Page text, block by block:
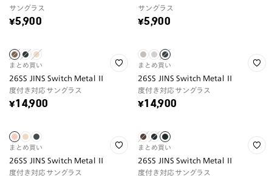
サングラス
¥5,900
サングラス
¥5,900
まとめ買い
26SS JINS Switch Metal Ⅱ
度付き対応サングラス
¥14,900
まとめ買い
26SS JINS Switch Metal Ⅱ
度付き対応サングラス
¥14,900
まとめ買い
26SS JINS Switch Metal Ⅱ
度付き対応サングラス
まとめ買い
26SS JINS Switch Metal Ⅱ
度付き対応サングラス